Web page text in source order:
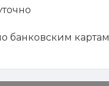
банковским картам